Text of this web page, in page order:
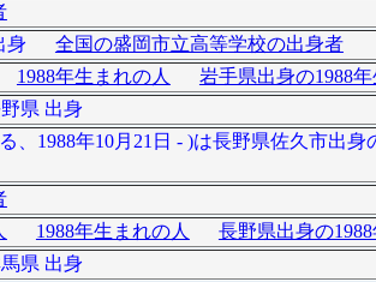
身 全国の盛岡市立高等学校の出身者
1988年生まれの人
岩手県出身の1988年
県 出身
、1988年10月21日 - )は長野県佐久市出
1988年生まれの人
長野県出身の
県 出身